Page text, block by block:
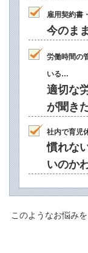
雇用契約書
今のま
労働時間の
いる…
適切な
が聞き
社内で育児
慣れな
いのか
このようなお悩み